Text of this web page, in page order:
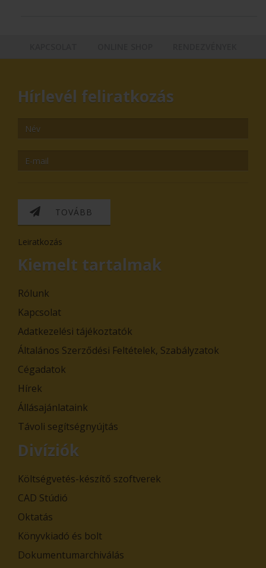
Hírlevél feliratkozás
TOVÁBB
Leiratkozás
Kiemelt tartalmak
Rólunk
Kapcsolat
Adatkezelési tájékoztatók
Általános Szerződési Feltételek, Szabályzatok
Cégadatok
Hírek
Állásajánlataink
Távoli segítségnyújtás
Divíziók
Költségvetés-készítő szoftverek
CAD Stúdió
Oktatás
Könyvkiadó és bolt
Dokumentumarchiválás